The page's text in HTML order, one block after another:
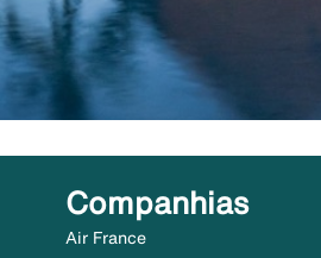
Companhias
Air France